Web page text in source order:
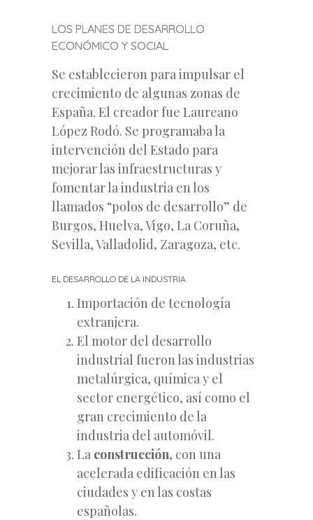
LOS PLANES DE DESARROLLO
ECONÓMICO Y SOCIAL
Se establecieron para impulsar el
crecimiento de algunas zonas de
España. El creador fue Laureano
López Rodó. Se programaba la
intervención del Estado para
mejorar las infraestructuras y
fomentar la industria en los
llamados “polos de desarrollo” de
Burgos, Huelva, Vigo, La Coruña,
Sevilla, Valladolid, Zaragoza, etc.
EL DESARROLLO DE LA INDUSTRIA
Importación de tecnología
extranjera.
El motor del desarrollo
industrial fueron las industrias
metalúrgica, química y el
sector energético, así como el
gran crecimiento de la
industria del automóvil.
La construcción, con una
acelerada edificación en las
ciudades y en las costas
españolas.